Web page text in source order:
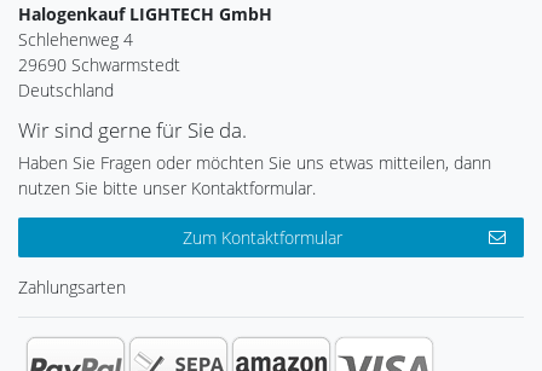
Halogenkauf LIGHTECH GmbH
Schlehenweg 4
29690 Schwarmstedt
Deutschland
Wir sind gerne für Sie da.
Haben Sie Fragen oder möchten Sie uns etwas mitteilen, dann
nutzen Sie bitte unser Kontaktformular.
Zum Kontaktformular
Zahlungsarten